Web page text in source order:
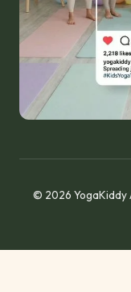
© 2026 YogaKiddy